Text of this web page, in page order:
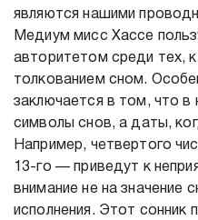
являются нашими
Медиум мисс Хассе
авторитетом среди тех,
толкованием сном.
заключается в том, что в
символы снов, а даты,
Например, четвертого
13-го — приведут к
внимание не на значение
исполнения. Этот сонник